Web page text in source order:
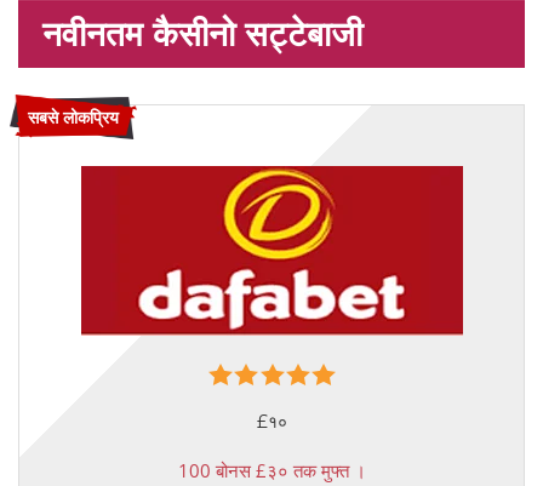
नवीनतम कैसीनो सट्टेबाजी
सबसे लोकप्रिय
£१०
100 बोनस £३० तक मुफ्त ।